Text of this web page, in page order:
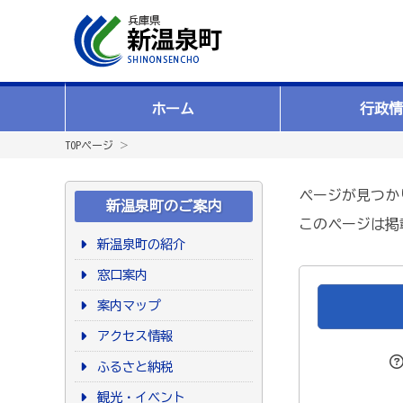
ホーム 行政
TOPページ ＞
新温泉町のご案内
新温泉町の紹介
窓口案内
案内マップ
アクセス情報
ふるさと納税
観光・イベント
ページが見つ
このページは